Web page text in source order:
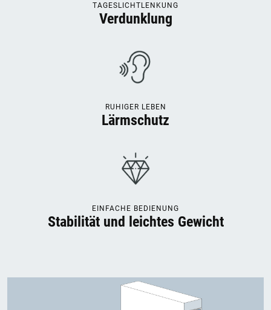
TAGESLICHTLENKUNG
Verdunklung
RUHIGER LEBEN
Lärmschutz
EINFACHE BEDIENUNG
Stabilität und leichtes Gewicht